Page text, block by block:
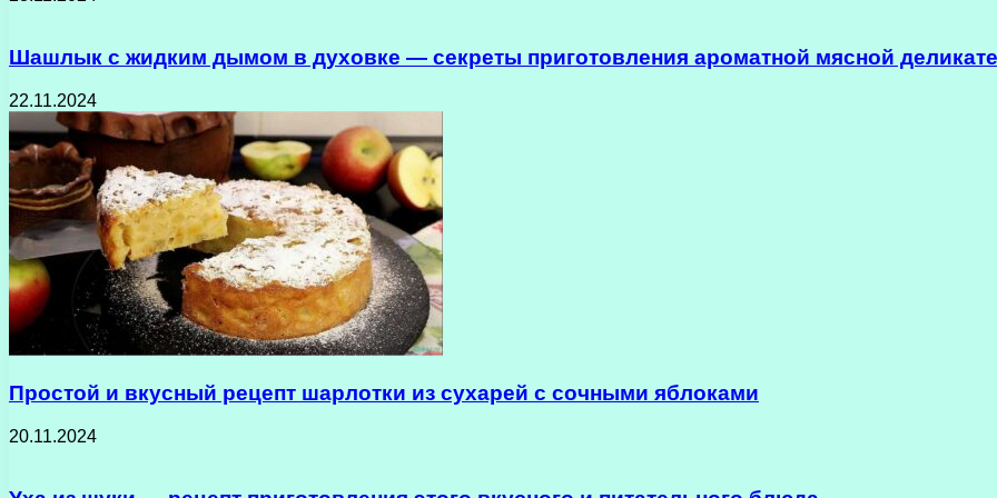
Шашлык с жидким дымом в духовке — секреты приготовления ароматной мясной
22.11.2024
Простой и вкусный рецепт шарлотки из сухарей с сочными яблоками
20.11.2024